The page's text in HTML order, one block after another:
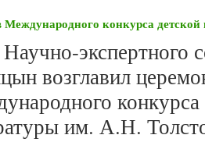
Международного конкурса
возглавил
им. А.Н.